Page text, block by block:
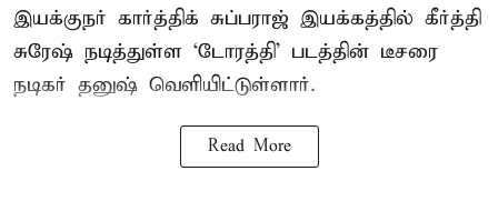
இயக்குநர் கார்த்திக் சுப்பராஜ் இயக்கத்தில் கீர்த்தி
சுரேஷ் நடித்துள்ள `டோரத்தி' படத்தின் டீசரை
நடிகர் தனுஷ் வெளியிட்டுள்ளார்.
Read More